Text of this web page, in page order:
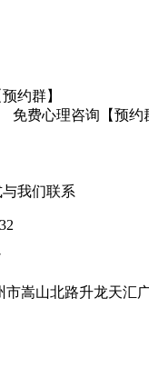
免费心理咨询【预约
我们联系
市嵩山北路升龙天汇